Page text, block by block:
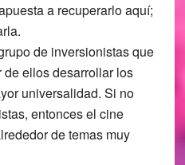
a recuperarlo aquí;
de inversionistas que
de ellos desarrollar los
universalidad. Si no
entonces el cine
de temas muy